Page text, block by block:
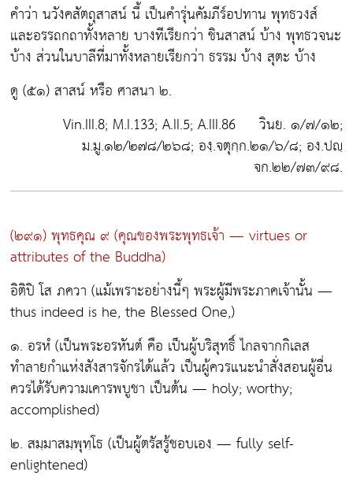
คำว่า นวังคสัตถุสาสน์ นี้ เป็นคำรุ่นคัมภีร์อปทาน พุทธวงส์
และอรรถกถาทั้งหลาย บางทีเรียกว่า ชินสาสน์ บ้าง พุทธวจนะ
บ้าง ส่วนในบาลีที่มาทั้งหลายเรียกว่า ธรรม บ้าง สุตะ บ้าง
ดู (๕๑) สาสน์ หรือ ศาสนา ๒.
Vin.III.8; M.I.133; A.II.5; A.III.86 วินย. ๑/๗/๑๒;
ม.มู.๑๒/๒๗๘/๒๖๘; องฺ.จตุกฺก.๒๑/๖/๘; อง.ปญฺ
จก.๒๒/๗๓/๙๘.
(๒๙๑) พุทธคุณ ๙ (คุณของพระพุทธเจ้า — virtues or
attributes of the Buddha)
อิติปิ โส ภควา (แม้เพราะอย่างนี้ๆ พระผู้มีพระภาคเจ้านั้น —
thus indeed is he, the Blessed One,)
๑. อรหํ(เป็นพระอรหันต์ คือ เป็นผู้บริสุทธิ์ ไกลจากกิเลส
ทำลายกำแห่งสังสารจักรได้แล้ว เป็นผู้ควรแนะนำสั่งสอนผู้อื่น
ควรได้รับความเคารพบูชา เป็นต้น — holy; worthy;
accomplished)
๒. สมฺมาสมฺพุทฺโธ (เป็นผู้ตรัสรู้ชอบเอง — fully self-
enlightened)